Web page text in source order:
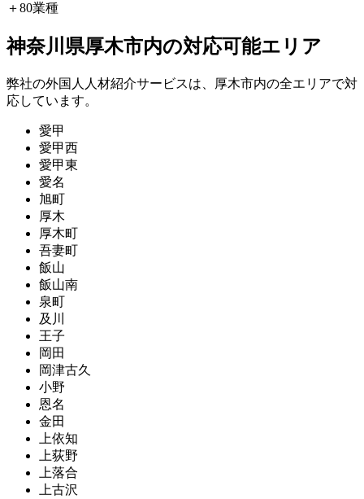
＋80業種
神奈川県厚木市内の対応可能エリア
弊社の外国人人材紹介サービスは、厚木市内の全エリアで対
応しています。
愛甲
愛甲西
愛甲東
愛名
旭町
厚木
厚木町
吾妻町
飯山
飯山南
泉町
及川
王子
岡田
岡津古久
小野
恩名
金田
上依知
上荻野
上落合
上古沢